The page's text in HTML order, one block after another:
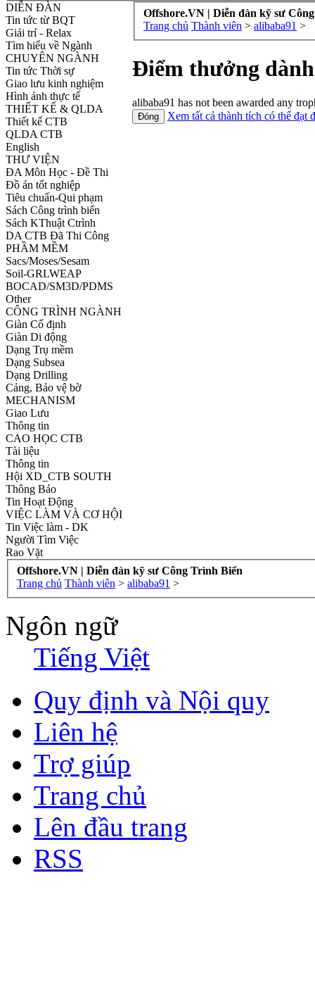
DIỄN ĐÀN
Tin tức từ BQT
Giải trí - Relax
Tìm hiểu về Ngành
CHUYÊN NGÀNH
Tin tức Thời sự
Giao lưu kinh nghiệm
Hình ảnh thực tế
THIẾT KẾ & QLDA
Thiết kế CTB
QLDA CTB
English
THƯ VIỆN
ĐA Môn Học - Đề Thi
Đồ án tốt nghiệp
Tiêu chuẩn-Qui phạm
Sách Công trình biển
Sách KThuật Ctrình
DA CTB Đã Thi Công
PHẦM MỀM
Sacs/Moses/Sesam
Soil-GRLWEAP
BOCAD/SM3D/PDMS
Other
CÔNG TRÌNH NGÀNH
Giàn Cố định
Giàn Di động
Dạng Trụ mềm
Dạng Subsea
Dạng Drilling
Cảng, Bảo vệ bờ
MECHANISM
Giao Lưu
Thông tin
CAO HỌC CTB
Tài liệu
Thông tin
Hội XD_CTB SOUTH
Thông Báo
Tin Hoạt Động
VIỆC LÀM VÀ CƠ HỘI
Tin Việc làm - DK
Người Tìm Việc
Rao Vặt
Offshore.VN | Diễn đàn kỹ sư
Trang chủ Thành viên > alibaba91 >
Điểm thưởng
alibaba91 has not been awarded any
Xem tất cả thành tích có thể đạt
Offshore.VN | Diễn đàn kỹ sư Công Trình Biển
Trang chủ Thành viên > alibaba91 >
Ngôn ngữ
Tiếng Việt
Quy định và Nội quy
Liên hệ
Trợ giúp
Trang chủ
Lên đầu trang
RSS